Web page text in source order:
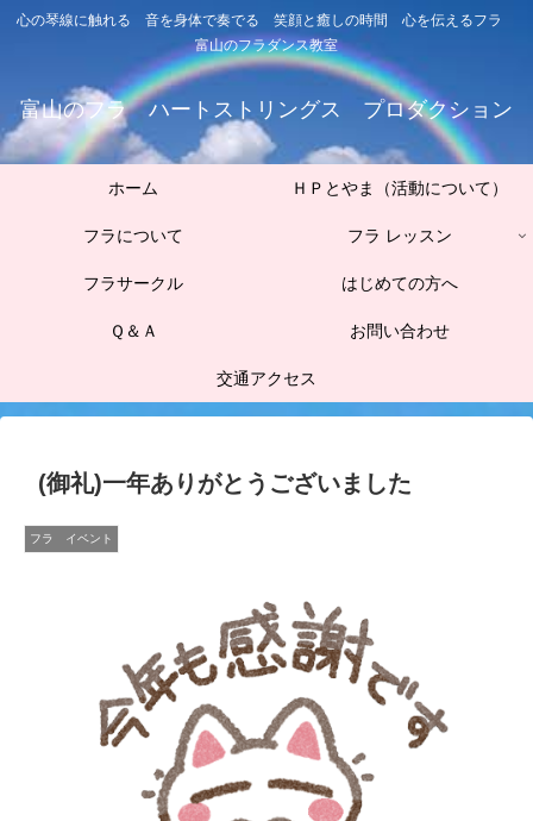
心の琴線に触れる 音を身体で奏でる 笑顔と癒しの時間 心を伝えるフラ
富山のフラダンス教室
富山のフラ ハートストリングス プロダクション
ホーム ＨＰとやま（活動について）
フラについて フラ レッスン
フラサークル はじめての方へ
Ｑ＆Ａ お問い合わせ
交通アクセス
(御礼)一年ありがとうございました
フラ イベント